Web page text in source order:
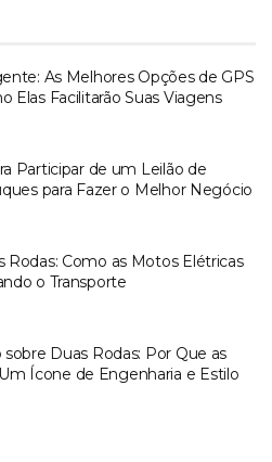
As Melhores Opções de GPS
Elas Facilitarão Suas Viagens
Participar de um Leilão de
para Fazer o Melhor Negócio
Rodas: Como as Motos Elétricas
o Transporte
sobre Duas Rodas: Por Que as
Ícone de Engenharia e Estilo